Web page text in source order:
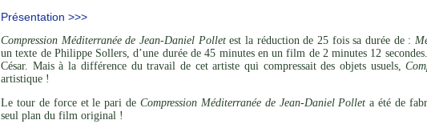
Présentation >>>
Compression Méditerranée de Jean-Daniel Polletest la réduction de 25 fois sa durée de :
un texte de Philippe Sollers, d’une durée de 45 minutes en un film de 2 minutes 12
César. Mais à la différence du travail de cet artiste qui compressait des objets usuels,
artistique !
Le tour de force et le pari deCompression Méditerranée de Jean-Daniel Pollet a été de
seul plan du film original !